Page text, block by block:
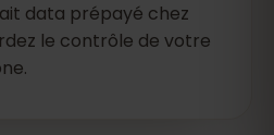
data prépayé chez
le contrôle de votre